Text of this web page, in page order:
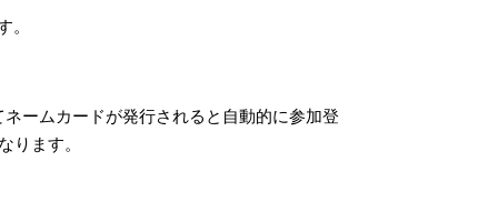
。
ームカードが発行されると自動的に参加登
ります。